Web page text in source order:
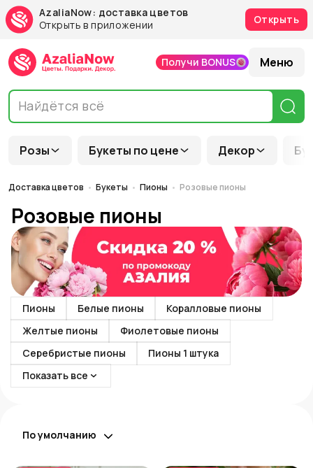
AzaliaNow: доставка цветов
Открыть в приложении
Открыть
Розы Букеты по цене Декор
Получи BONUS Меню
Доставка цветов Букеты Пионы Розовые пионы
Розовые пионы
Пионы Белые пионы
Коралловые пионы
Желтые пионы
Фиолетовые пионы
Серебристые пионы
Пионы 1 штука
Показать все
По умолчанию